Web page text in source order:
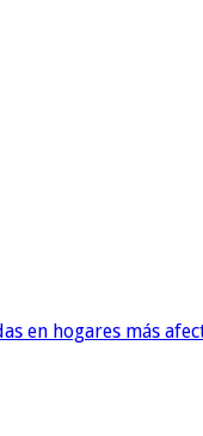
en hogares más